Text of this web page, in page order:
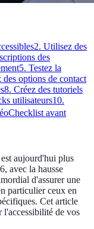
2. Utilisez des
des
5. Testez la
des options de contact
8. Créez des tutoriels
utilisateurs10.
Checklist avant
est aujourd'hui plus
avec la hausse
d'assurer une
particulier ceux en
Cet article
l'accessibilité de vos